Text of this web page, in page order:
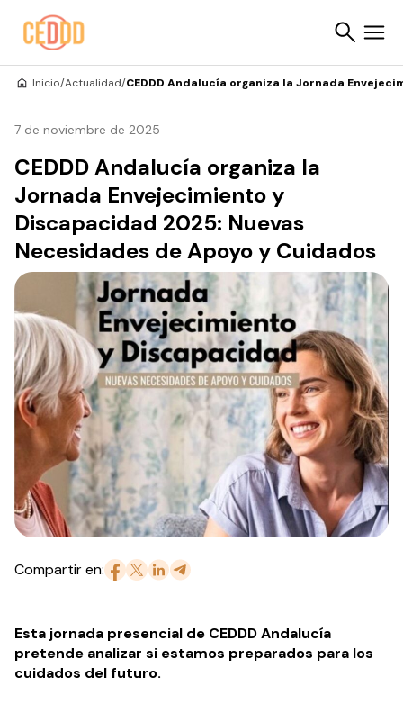
Inicio/Actualidad/CEDDD Andalucía organiza la Jornada
7 de noviembre de 2025
CEDDD Andalucía organiza la
Jornada Envejecimiento y
Discapacidad 2025: Nuevas
Necesidades de Apoyo y Cuidados
Compartir en:
Esta jornada presencial de CEDDD Andalucía
pretende analizar si estamos preparados para los
cuidados del futuro.